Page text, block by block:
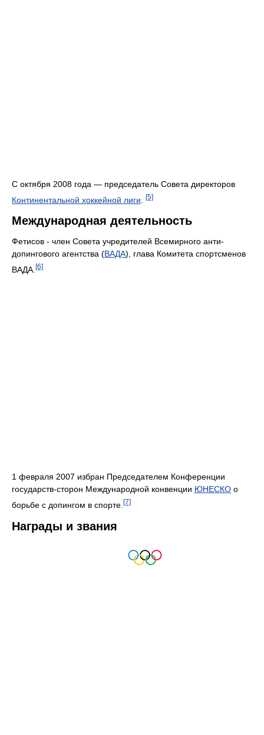
С октября 2008 года — председатель Совета директоров
Континентальной хоккейной лиги
[5]
Международная деятельность
Фетисов - член Совета учредителей Всемирного анти-
допингового агентства (ВАДА), глава Комитета спортсменов
ВАДА. [6]
1 февраля 2007 избран Председателем Конференции
государств-сторон Международной конвенции ЮНЕСКО о
борьбе с допингом в спорте. [7]
Награды и звания